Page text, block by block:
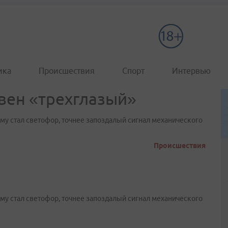
Происшествия Спорт Интервью
«трехглазый»
стал светофор, точнее запоздалый сигнал механического
Происшествия
стал светофор, точнее запоздалый сигнал механического